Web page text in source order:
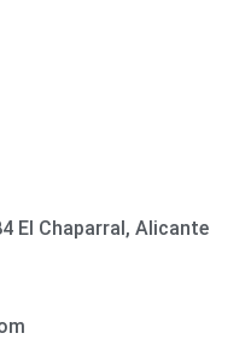
El Chaparral, Alicante